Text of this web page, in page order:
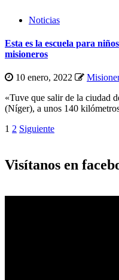
Noticias
Esta es la escuela para
misioneros
10 enero, 2022
«Tuve que salir de la ciudad
(Níger), a unos 140
Paginación
entradas
1 2 Siguiente
Visítanos en